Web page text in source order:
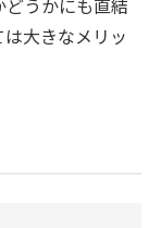
大きなメリッ